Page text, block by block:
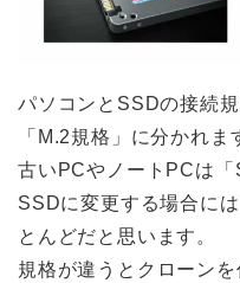
パソコンとSSDの接続
「M.2規格」に分かれま
古いPCやノートPCは
SSDに変更する場合に
とんどだと思います。
規格が違うとクローン